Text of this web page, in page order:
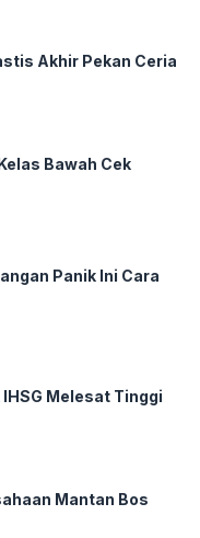
Akhir Pekan Ceria
Bawah Cek
Panik Ini Cara
Melesat Tinggi
Mantan Bos